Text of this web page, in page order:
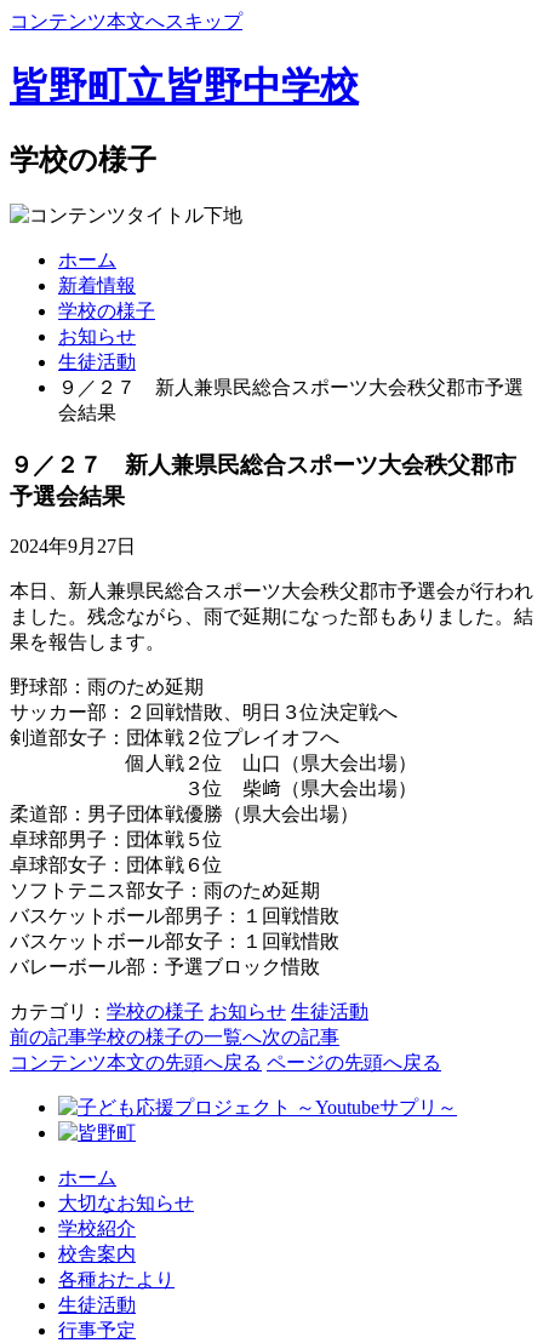
コンテンツ本文へスキップ
皆野町立皆野中学校
学校の様子
ホーム
新着情報
学校の様子
お知らせ
生徒活動
９／２７ 新人兼県民総合スポーツ大会秩父郡市予選
会結果
９／２７ 新人兼県民総合スポーツ大会秩父郡市
予選会結果
2024年9月27日
本日、新人兼県民総合スポーツ大会秩父郡市予選会が行われ
ました。残念ながら、雨で延期になった部もありました。結
果を報告します。
野球部：雨のため延期
サッカー部：２回戦惜敗、明日３位決定戦へ
剣道部女子：団体戦２位プレイオフへ
個人戦２位 山口（県大会出場）
３位 柴﨑（県大会出場）
柔道部：男子団体戦優勝（県大会出場）
卓球部男子：団体戦５位
卓球部女子：団体戦６位
ソフトテニス部女子：雨のため延期
バスケットボール部男子：１回戦惜敗
バスケットボール部女子：１回戦惜敗
バレーボール部：予選ブロック惜敗
カテゴリ： 学校の様子 お知らせ 生徒活動
前の記事学校の様子の一覧へ次の記事
コンテンツ本文の先頭へ戻る ページの先頭へ戻る
ホーム
大切なお知らせ
学校紹介
校舎案内
各種おたより
生徒活動
行事予定